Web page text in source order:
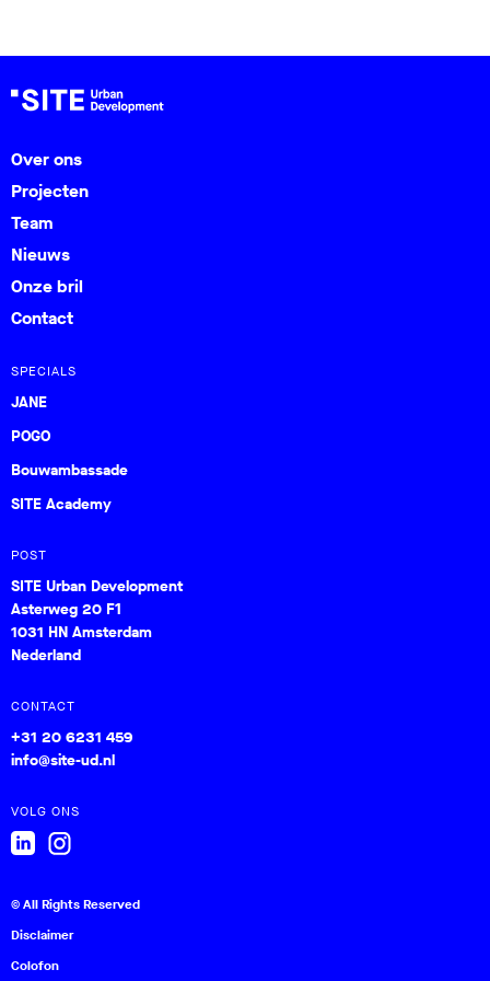
Over ons
Projecten
Team
Nieuws
Onze bril
Contact
SPECIALS
JANE
POGO
Bouwambassade
SITE Academy
POST
SITE Urban Development
Asterweg 20 F1
1031 HN Amsterdam
Nederland
CONTACT
+31 20 6231 459
info@site-ud.nl
VOLG ONS
© All Rights Reserved
Disclaimer
Colofon